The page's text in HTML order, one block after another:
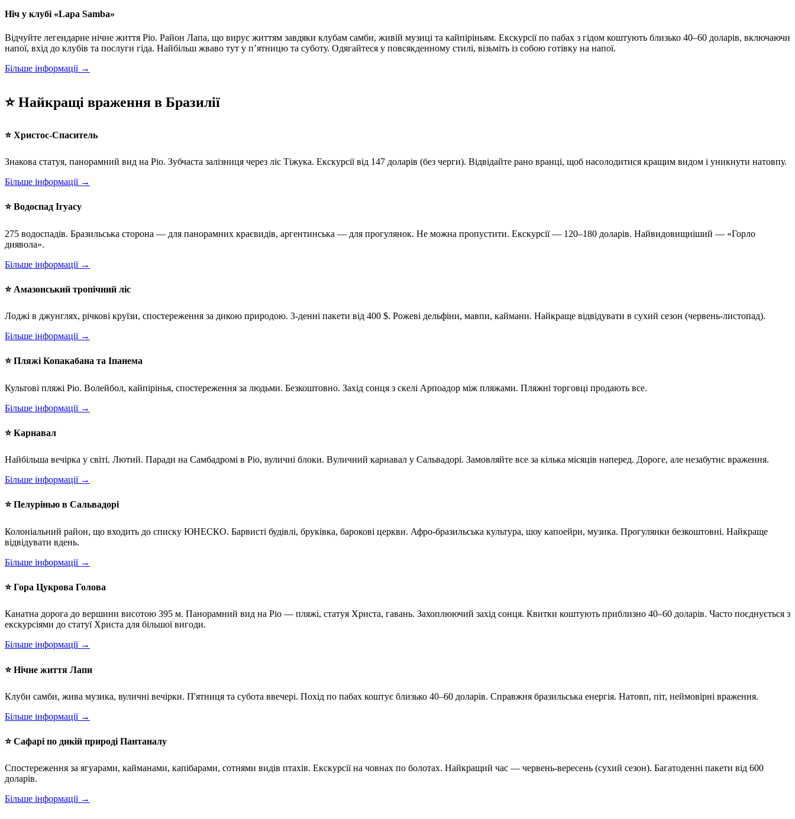
Ніч у клубі «Lapa Samba»
Відчуйте легендарне нічне життя Ріо. Район Лапа, що вирує життям завдяки клубам самби, живій музиці та кайпіріньям. Екскурсії по пабах з гідом коштують близько 40–60 доларів, включаючи
напої, вхід до клубів та послуги гіда. Найбільш жваво тут у п’ятницю та суботу. Одягайтеся у повсякденному стилі, візьміть із собою готівку на напої.
Більше інформації →
⭐ Найкращі враження в Бразилії
⭐ Христос-Спаситель
Знакова статуя, панорамний вид на Ріо. Зубчаста залізниця через ліс Тіжука. Екскурсії від 147 доларів (без черги). Відвідайте рано вранці, щоб насолодитися кращим видом і уникнути натовпу.
Більше інформації →
⭐ Водоспад Ігуасу
275 водоспадів. Бразильська сторона — для панорамних краєвидів, аргентинська — для прогулянок. Не можна пропустити. Екскурсії — 120–180 доларів. Найвидовищніший — «Горло
диявола».
Більше інформації →
⭐ Амазонський тропічний ліс
Лоджі в джунглях, річкові круїзи, спостереження за дикою природою. 3-денні пакети від 400 $. Рожеві дельфіни, мавпи, каймани. Найкраще відвідувати в сухий сезон (червень-листопад).
Більше інформації →
⭐ Пляжі Копакабана та Іпанема
Культові пляжі Ріо. Волейбол, кайпірінья, спостереження за людьми. Безкоштовно. Захід сонця з скелі Арпоадор між пляжами. Пляжні торговці продають все.
Більше інформації →
⭐ Карнавал
Найбільша вечірка у світі. Лютий. Паради на Самбадромі в Ріо, вуличні блоки. Вуличний карнавал у Сальвадорі. Замовляйте все за кілька місяців наперед. Дороге, але незабутнє враження.
Більше інформації →
⭐ Пелурінью в Сальвадорі
Колоніальний район, що входить до списку ЮНЕСКО. Барвисті будівлі, бруківка, барокові церкви. Афро-бразильська культура, шоу капоейри, музика. Прогулянки безкоштовні. Найкраще
відвідувати вдень.
Більше інформації →
⭐ Гора Цукрова Голова
Канатна дорога до вершини висотою 395 м. Панорамний вид на Ріо — пляжі, статуя Христа, гавань. Захоплюючий захід сонця. Квитки коштують приблизно 40–60 доларів. Часто поєднується з
екскурсіями до статуї Христа для більшої вигоди.
Більше інформації →
⭐ Нічне життя Лапи
Клуби самби, жива музика, вуличні вечірки. П'ятниця та субота ввечері. Похід по пабах коштує близько 40–60 доларів. Справжня бразильська енергія. Натовп, піт, неймовірні враження.
Більше інформації →
⭐ Сафарі по дикій природі Пантаналу
Спостереження за ягуарами, кайманами, капібарами, сотнями видів птахів. Екскурсії на човнах по болотах. Найкращий час — червень-вересень (сухий сезон). Багатоденні пакети від 600
доларів.
Більше інформації →